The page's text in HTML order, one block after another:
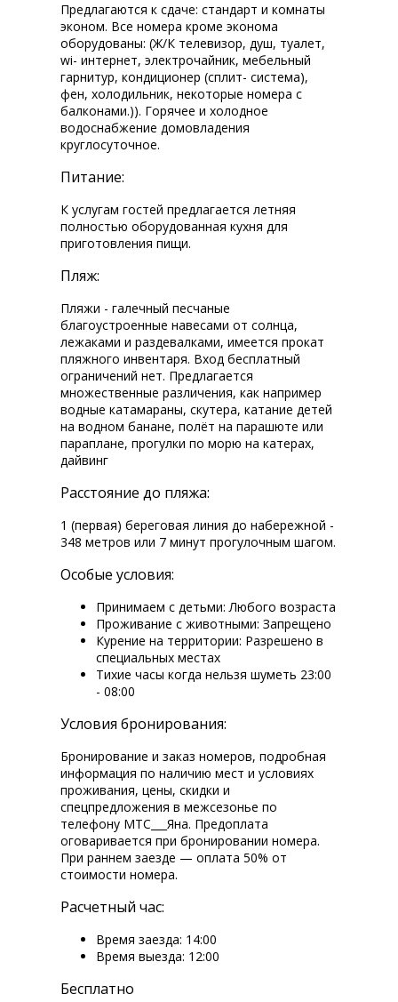
Предлагаются к сдаче: стандарт и комнаты
эконом. Все номера кроме эконома
оборудованы: (Ж/К телевизор, душ, туалет,
wi-fi интернет, электрочайник, мебельный
гарнитур, кондиционер (сплит- система),
фен, холодильник, некоторые номера с
балконами.)). Горячее и холодное
водоснабжение домовладения
круглосуточное.
Питание:
К услугам гостей предлагается летняя
полностью оборудованная кухня для
приготовления пищи.
Пляж:
Пляжи - галечный песчаные
благоустроенные навесами от солнца,
лежаками и раздевалками, имеется прокат
пляжного инвентаря. Вход бесплатный
ограничений нет. Предлагается
множественные различения, как например
водные катамараны, скутера, катание детей
на водном банане, полёт на парашюте или
параплане, прогулки по морю на катерах,
дайвинг
Расстояние до пляжа:
1 (первая) береговая линия до набережной -
348 метров или 7 минут прогулочным шагом.
Особые условия:
Принимаем с детьми: Любого возраста
Проживание с животными: Запрещено
Курение на территории: Разрешено в
специальных местах
Тихие часы когда нельзя шуметь 23:00
- 08:00
Условия бронирования:
Бронирование и заказ номеров, подробная
информация по наличию мест и условиях
проживания, цены, скидки и
спецпредложения в межсезонье по
телефону МТС___Яна. Предоплата
оговаривается при бронировании номера.
При раннем заезде — оплата 50% от
стоимости номера.
Расчетный час:
Время заезда: 14:00
Время выезда: 12:00
Бесплатно